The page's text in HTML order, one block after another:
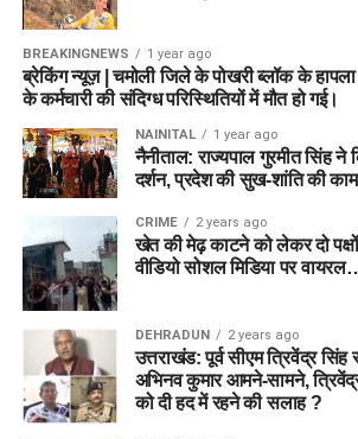
BREAKINGNEWS 1 year ago
ब्रेकिंग न्यूज़ | चमोली जिले के पोखरी ब्लॉक के हापला
के कर्मचारी की संदिग्ध परिस्थितियों में मौत हो गई।
NAINITAL 1 year ago
नैनीताल: राज्यपाल गुरमीत सिंह ने
दर्शन, प्रदेश की सुख-शांति की
CRIME 2 years ago
खेत की मेढ़ काटने को लेकर दो
वीडियो सोशल मिडिया पर
DEHRADUN 2 years ago
उत्तराखंड: पूर्व सीएम त्रिवेंद्र सिंह
अभिनव कुमार आमने-सामने,
को दी हद में रहने की सलाह ?